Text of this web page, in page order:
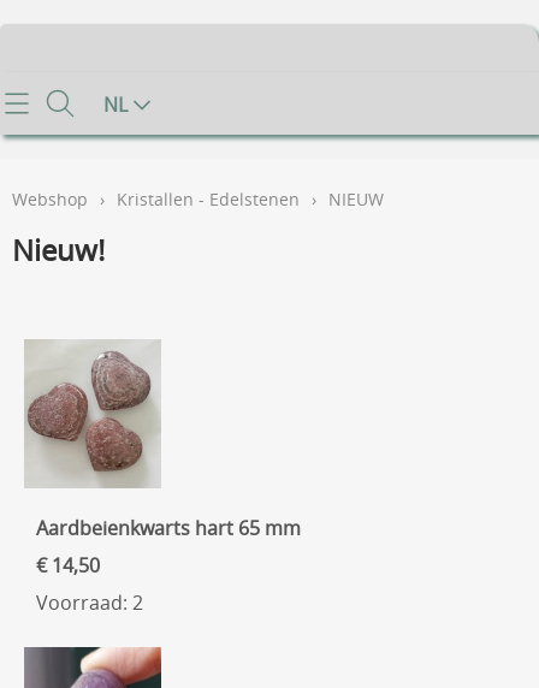
Home
Gastenboek
Voorwaarden
NL
Webshop › Kristallen - Edelstenen › NIEUW
Nieuw!
Aardbeienkwarts hart 65 mm
€ 14,50
Voorraad: 2